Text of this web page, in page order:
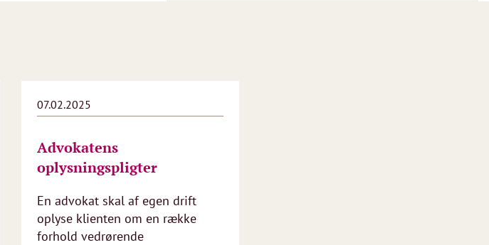
07.02.2025
Advokatens
oplysningspligter
En advokat skal af egen drift
oplyse klienten om en række
forhold vedrørende